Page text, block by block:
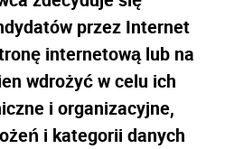
przez Internet
internetową lub na
wdrożyć w celu ich
i organizacyjne,
i kategorii danych